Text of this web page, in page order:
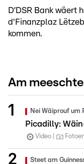
D’DSR Bank wäert
d'Finanzplaz
kommen.
Am
Nei Wäiprouf um
Picadilly:
Video
Steet am